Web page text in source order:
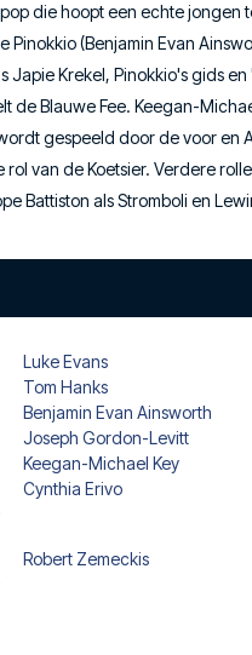
die hoopt een echte jongen
(Benjamin Evan
Krekel, Pinokkio's gids
de Blauwe Fee. Keegan-
gespeeld door de voor en
van de Koetsier. Verdere
Battiston als Stromboli en
Luke Evans
Tom Hanks
Benjamin Evan Ainsworth
Joseph Gordon-Levitt
Keegan-Michael Key
Cynthia Erivo
Robert Zemeckis